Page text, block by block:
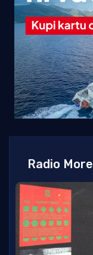
Radio More